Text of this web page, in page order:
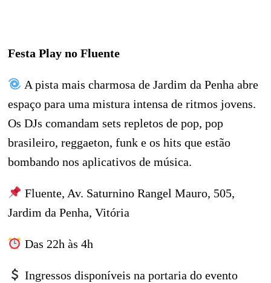
Festa Play no Fluente
A pista mais charmosa de Jardim da Penha abre
espaço para uma mistura intensa de ritmos jovens.
Os DJs comandam sets repletos de pop, pop
brasileiro, reggaeton, funk e os hits que estão
bombando nos aplicativos de música.
Fluente, Av. Saturnino Rangel Mauro, 505,
Jardim da Penha, Vitória
Das 22h às 4h
Ingressos disponíveis na portaria do evento